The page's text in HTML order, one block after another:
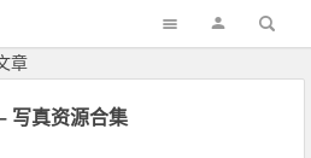
章
写真资源合集